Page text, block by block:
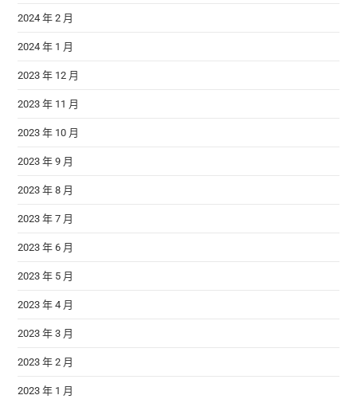
2024 年 2 月
2024 年 1 月
2023 年 12 月
2023 年 11 月
2023 年 10 月
2023 年 9 月
2023 年 8 月
2023 年 7 月
2023 年 6 月
2023 年 5 月
2023 年 4 月
2023 年 3 月
2023 年 2 月
2023 年 1 月